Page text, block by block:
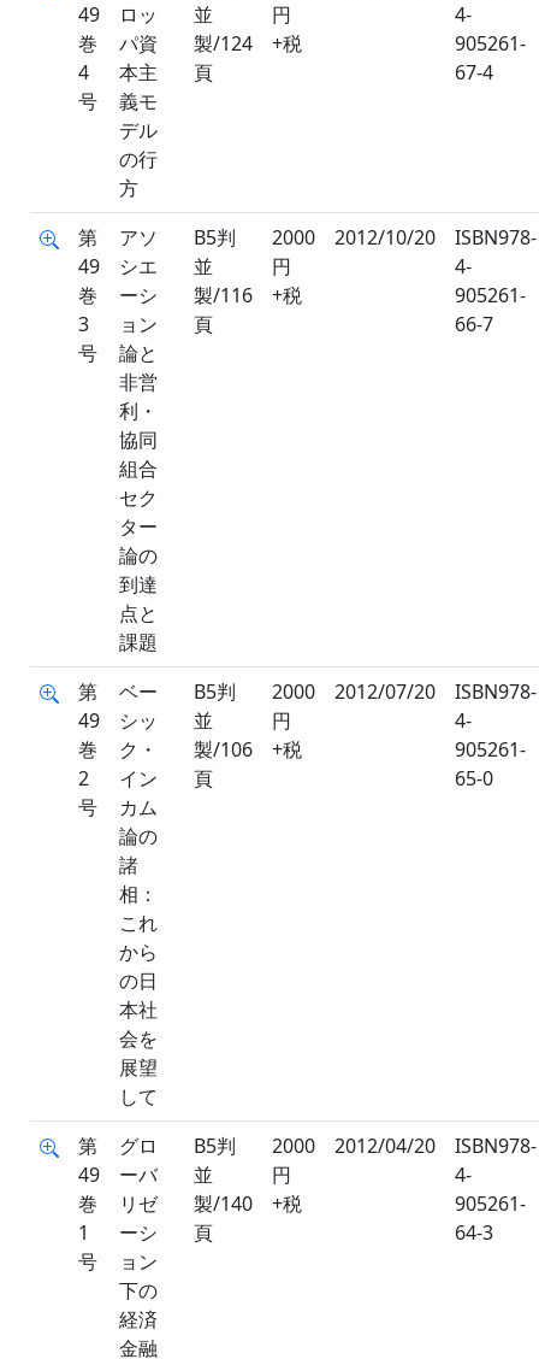
49
巻
4
号
ロッ
パ資
本主
義モ
デル
の行
方
並
製/124
頁
円
+税
4-
905261-
67-4
第
49
巻
3
号
アソ
シエ
ーシ
ョン
論と
非営
利・
協同
組合
セク
ター
論の
到達
点と
課題
B5判
並
製/116
頁
2000
円
+税
2012/10/20
ISBN978-
4-
905261-
66-7
第
49
巻
2
号
ベー
シッ
ク・
イン
カム
論の
諸
相：
これ
から
の日
本社
会を
展望
して
B5判
並
製/106
頁
2000
円
+税
2012/07/20
ISBN978-
4-
905261-
65-0
第
49
巻
1
号
グロ
ーバ
リゼ
ーシ
ョン
下の
経済
金融
B5判
並
製/140
頁
2000
円
+税
2012/04/20
ISBN978-
4-
905261-
64-3